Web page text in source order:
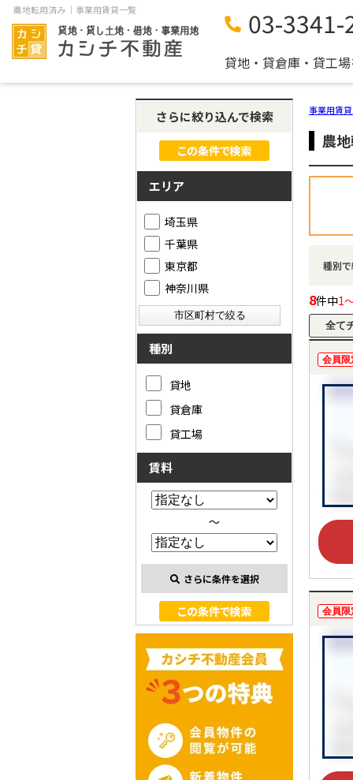
農地転用済み ｜事業用賃貸一覧 03-3341-
貸地・貸倉庫・貸工
事業用賃
農
種別
8件中1
会員限
会員限
さらに絞り込んで検索
エリア
埼玉県
千葉県
東京都
神奈川県
種別
貸地
貸倉庫
貸工場
賃料
～
さらに条件を選択